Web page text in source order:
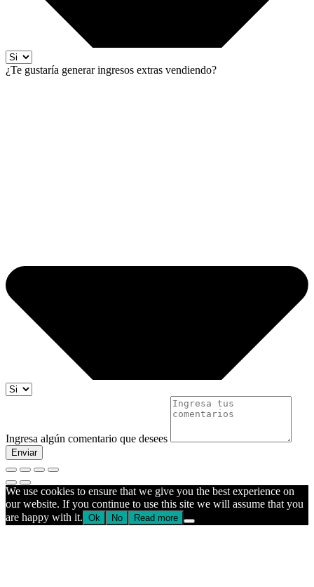
¿Te gustaría generar ingresos extras vendiendo?
Ingresa algún comentario que desees
Enviar
We use cookies to ensure that we give you the best experience on
our website. If you continue to use this site we will assume that you
are happy with it. Ok No Read more